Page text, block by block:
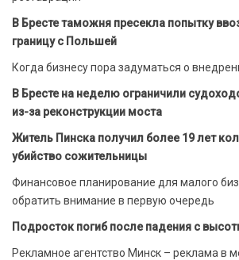
В Бресте таможня пресекла попытку
границу с Польшей
Когда бизнесу пора задуматься о
В Бресте на неделю ограничили
из-за реконструкции моста
Житель Пинска получил более 19 лет
убийство сожительницы
Финансовое планирование для малого
обратить внимание в первую очередь
Подросток погиб после падения с
Рекламное агентство Минск – реклама в